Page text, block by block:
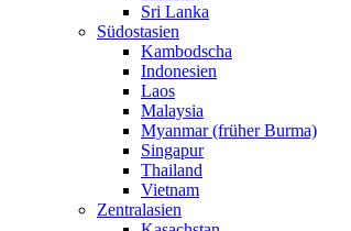
Sri Lanka
Südostasien
Kambodscha
Indonesien
Laos
Malaysia
Myanmar (früher Burma)
Singapur
Thailand
Vietnam
Zentralasien